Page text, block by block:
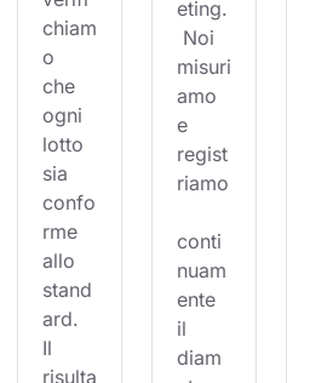
chiam
o
che
ogni
lotto
sia
confo
rme
allo
stand
ard.
Il
risulta
eting.
Noi
misuri
amo
e
regist
riamo
conti
nuam
ente
il
diam